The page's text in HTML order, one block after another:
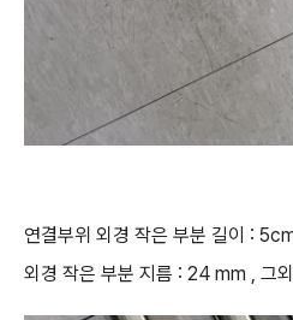
연결부위 외경 작은 부분 길이 :
외경 작은 부분 지름 : 24 mm , 그